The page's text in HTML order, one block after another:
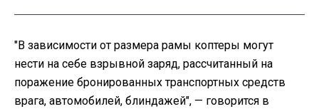
"В зависимости от размера рамы коптеры могут
нести на себе взрывной заряд, рассчитанный на
поражение бронированных транспортных средств
врага, автомобилей, блиндажей", — говорится в